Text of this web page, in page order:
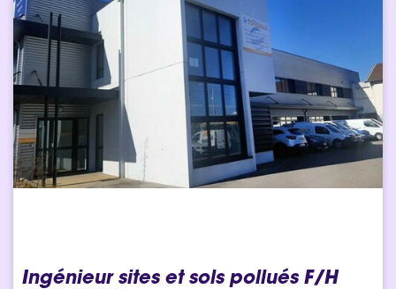
Ingénieur sites et sols pollués F/H